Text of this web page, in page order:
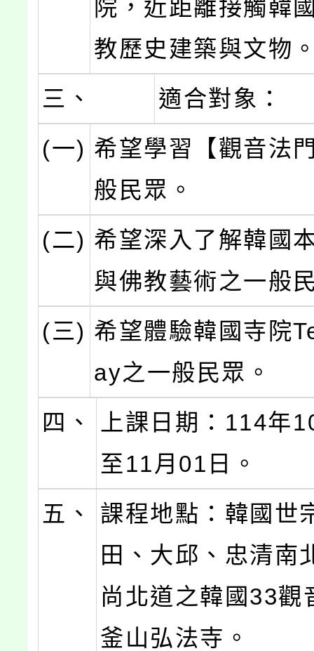
院，近距離接觸韓
教歷史建築與文物
三、
適合對象：
(一) 希望學習【觀音法
般民眾。
(二) 希望深入了解韓國
與佛教藝術之一般
(三) 希望體驗韓國寺院
ay之一般民眾。
四、
上課日期：114年
至11月01日。
五、
課程地點：韓國世
田、大邱、忠清南
尚北道之韓國33觀
釜山弘法寺。